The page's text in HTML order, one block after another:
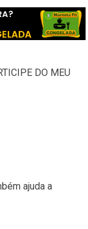
DO MEU
ajuda a